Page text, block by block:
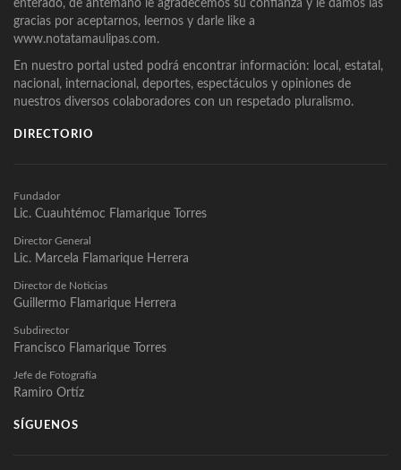
enterado, de antemano le agradecemos su confianza y le damos las
gracias por aceptarnos, leernos y darle like a
www.notatamaulipas.com.
En nuestro portal usted podrá encontrar información: local, estatal,
nacional, internacional, deportes, espectáculos y opiniones de
nuestros diversos colaboradores con un respetado pluralismo.
DIRECTORIO
Fundador
Lic. Cuauhtémoc Flamarique Torres
Director General
Lic. Marcela Flamarique Herrera
Director de Noticias
Guillermo Flamarique Herrera
Subdirector
Francisco Flamarique Torres
Jefe de Fotografía
Ramiro Ortíz
SÍGUENOS